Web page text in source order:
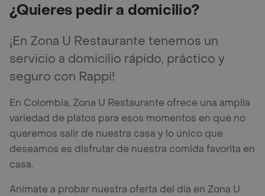
¿Quieres pedir a domicilio?
¡En Zona U Restaurante tenemos un
servicio a domicilio rápido, práctico y
seguro con Rappi!
En Colombia, Zona U Restaurante ofrece una amplia
variedad de platos para esos momentos en que no
queremos salir de nuestra casa y lo único que
deseamos es disfrutar de nuestra comida favorita en
casa.
Anímate a probar nuestra oferta del día en Zona U